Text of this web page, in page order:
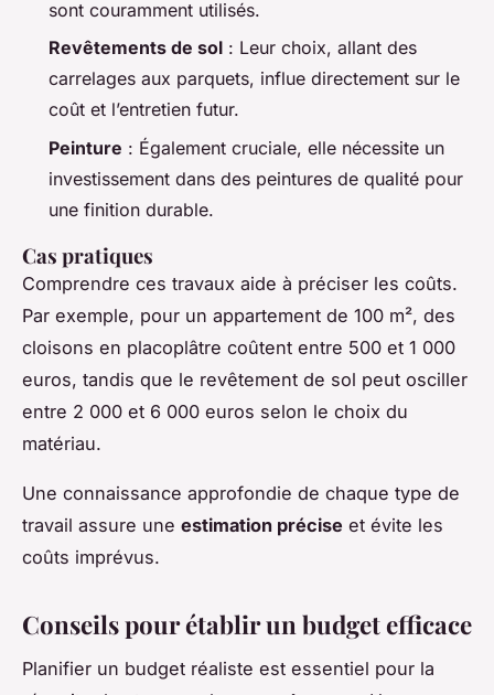
sont couramment utilisés.
Revêtements de sol : Leur choix, allant des
carrelages aux parquets, influe directement sur le
coût et l’entretien futur.
Peinture : Également cruciale, elle nécessite un
investissement dans des peintures de qualité pour
une finition durable.
Cas pratiques
Comprendre ces travaux aide à préciser les coûts.
Par exemple, pour un appartement de 100 m², des
cloisons en placoplâtre coûtent entre 500 et 1 000
euros, tandis que le revêtement de sol peut osciller
entre 2 000 et 6 000 euros selon le choix du
matériau.
Une connaissance approfondie de chaque type de
travail assure une estimation précise et évite les
coûts imprévus.
Conseils pour établir un budget efficace
Planifier un budget réaliste est essentiel pour la